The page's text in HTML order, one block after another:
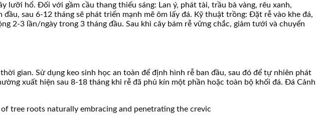
lưỡi hổ. Đối với gầm cầu thang thiếu sáng: Lan ý, phát tài, trầu bà vàng, rêu xanh,
sau 6-12 tháng sẽ phát triển mạnh mẽ ôm lấy đá. Kỹ thuật trồng: Đặt rễ vào khe đá,
2-3 lần/ngày trong 3 tháng đầu. Sau khi cây bám rễ vững chắc, giảm tưới và chuyển
gian. Sử dụng keo sinh học an toàn để định hình rễ ban đầu, sau đó để tự nhiên phát
xuất hiện sau 8-18 tháng khi rễ đã phủ kín một phần hoặc toàn bộ khối đá. Đá Cảnh